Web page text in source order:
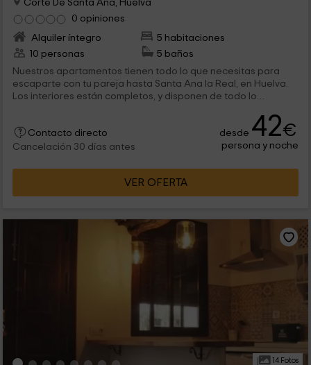
Corte De Santa Ana, Huelva
0 opiniones
Alquiler íntegro
5 habitaciones
10 personas
5 baños
Nuestros apartamentos tienen todo lo que necesitas para
escaparte con tu pareja hasta Santa Ana la Real, en Huelva.
Los interiores están completos, y disponen de todo lo
habitación de matrimonio y el salón comedor, junto a la cocina,
una terraza te está esperando. Y como forma parte de un
complejo, hay instalaciones que se comparten entre todos
reunión o la piscina.
Contacto directo
Cancelación 30 días antes
desde 42€
persona y noche
VER OFERTA
14 Fotos